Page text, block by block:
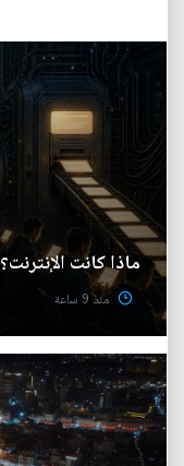
ماذا كانت الإنترنت؟
منذ 9 ساعة